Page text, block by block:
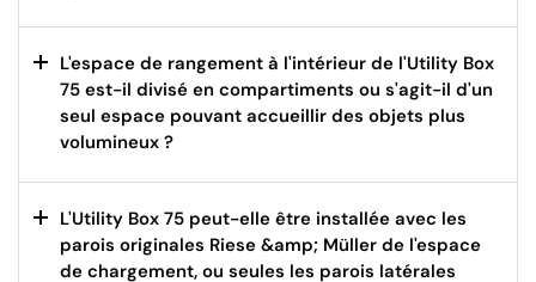
L'espace de rangement à l'intérieur de l'Utility Box
75 est-il divisé en compartiments ou s'agit-il d'un
seul espace pouvant accueillir des objets plus
volumineux ?
L'Utility Box 75 peut-elle être installée avec les
parois originales Riese &amp; Müller de l'espace
de chargement, ou seules les parois latérales